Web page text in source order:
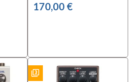
170,00 €
filter_3